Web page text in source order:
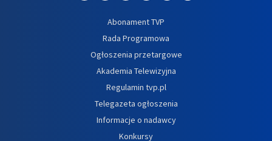
Abonament TVP
Rada Programowa
Ogłoszenia przetargowe
Akademia Telewizyjna
Regulamin tvp.pl
Telegazeta ogłoszenia
Informacje o nadawcy
Konkursy